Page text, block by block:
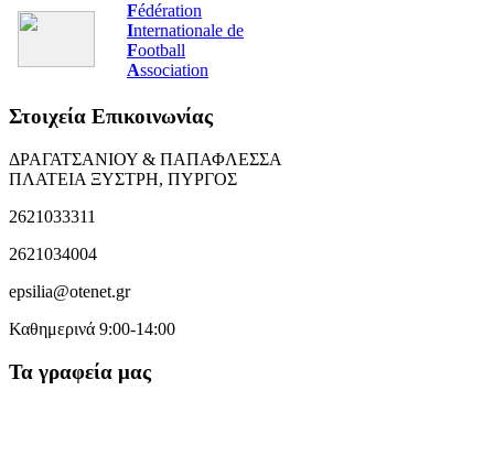
Fédération
Internationale de
Football
Association
Στοιχεία Επικοινωνίας
ΔΡΑΓΑΤΣΑΝΙΟΥ & ΠΑΠΑΦΛΕΣΣΑ
ΠΛΑΤΕΙΑ ΞΥΣΤΡΗ, ΠΥΡΓΟΣ
2621033311
2621034004
epsilia@otenet.gr
Καθημερινά 9:00-14:00
Τα γραφεία μας